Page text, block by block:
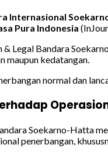
Internasional
Pura Indonesia
Legal Bandara
maupun kedatangan.
normal dan
Soekarno-Hatta
penerbangan,